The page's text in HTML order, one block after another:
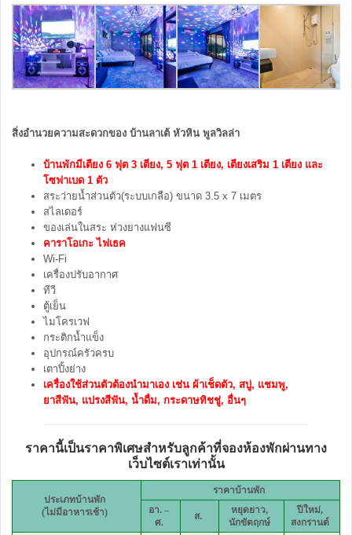
สิ่งอำนวยความสะดวกของ บ้านลาเต้ หัวหิน พูลวิลล่า
บ้านพักมีเตียง 6 ฟุต 3 เตียง, 5 ฟุต 1 เตียง, เตียงเสริม 1 เตียง และ
โซฟาเบด 1 ตัว
สระว่ายน้ำส่วนตัว(ระบบเกลือ) ขนาด 3.5 x 7 เมตร
สไลเดอร์
ของเล่นในสระ ห่วงยางแฟนซี
คาราโอเกะ ไฟเธค
Wi-Fi
เครื่องปรับอากาศ
ทีวี
ตู้เย็น
ไมโครเวฟ
กระติกน้ำแข็ง
อุปกรณ์ครัวครบ
เตาปิ้งย่าง
เครื่องใช้ส่วนตัวต้องนำมาเอง เช่น ผ้าเช็ดตัว, สบู่, แชมพู,
ยาสีฟัน, แปรงสีฟัน, น้ำดื่ม, กระดาษทิชชู่, อื่นๆ
ราคานี้เป็นราคาพิเศษสำหรับลูกค้าที่จองห้องพักผ่านทาง
เว็บไซต์เราเท่านั้น
ประเภทบ้านพัก
(ไม่มีอาหารเช้า)
ราคาบ้านพัก
อา. –
ศ.
ส.
หยุดยาว,
นักขัตฤกษ์
ปีใหม่,
สงกรานต์